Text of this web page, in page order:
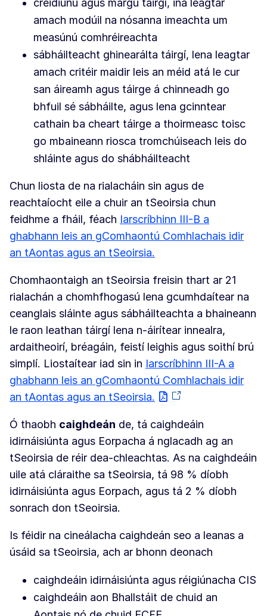
creidiúnú agus margú táirgí, ina leagtar
amach modúil na nósanna imeachta um
measúnú comhréireachta
sábháilteacht ghinearálta táirgí, lena leagtar
amach critéir maidir leis an méid atá le cur
san áireamh agus táirge á chinneadh go
bhfuil sé sábháilte, agus lena gcinntear
cathain ba cheart táirge a thoirmeasc toisc
go mbaineann riosca tromchúiseach leis do
shláinte agus do shábháilteacht
Chun liosta de na rialacháin sin agus de
reachtaíocht eile a chuir an tSeoirsia chun
feidhme a fháil, féach Iarscríbhinn III-B a
ghabhann leis an gComhaontú Comhlachais idir
an tAontas agus an tSeoirsia.
Chomhaontaigh an tSeoirsia freisin thart ar 21
rialachán a chomhfhogasú lena gcumhdaítear na
ceanglais sláinte agus sábháilteachta a bhaineann
le raon leathan táirgí lena n-áirítear innealra,
ardaitheoirí, bréagáin, feistí leighis agus soithí brú
simplí. Liostaítear iad sin in Iarscríbhinn III-A a
ghabhann leis an gComhaontú Comhlachais idir
an tAontas agus an tSeoirsia.
Ó thaobh caighdeán de, tá caighdeáin
idirnáisiúnta agus Eorpacha á nglacadh ag an
tSeoirsia de réir dea-chleachtas. As na caighdeáin
uile atá cláraithe sa tSeoirsia, tá 98 % díobh
idirnáisiúnta agus Eorpach, agus tá 2 % díobh
sonrach don tSeoirsia.
Is féidir na cineálacha caighdeán seo a leanas a
úsáid sa tSeoirsia, ach ar bhonn deonach
caighdeáin idirnáisiúnta agus réigiúnacha CIS
caighdeáin aon Bhallstáit de chuid an